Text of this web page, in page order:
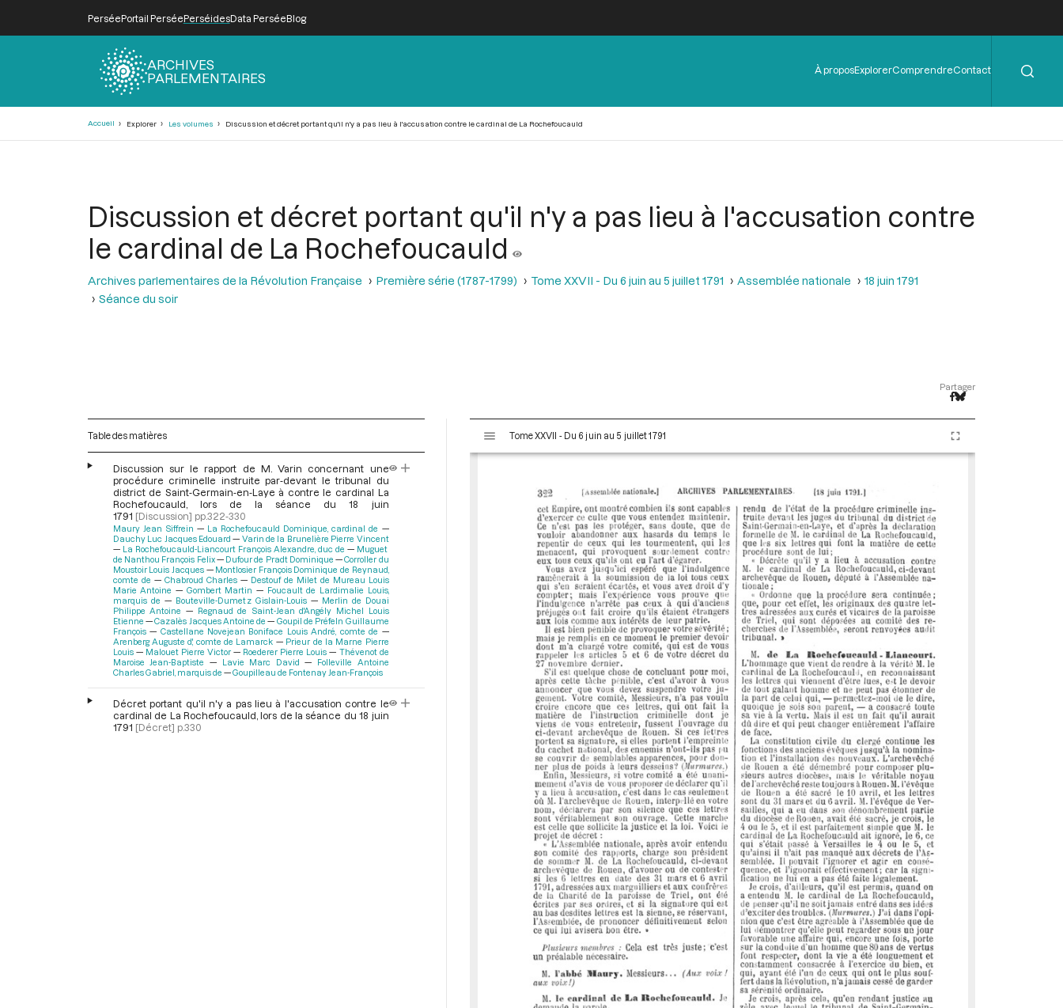
PerséePortail PerséePerséidesData PerséeBlog
ARCHIVES
PARLEMENTAIRES
Menu
de
À proposExplorerComprendreContact
Accueil Explorer Les volumes Discussion et décret portant qu'il n'y a pas lieu à l'accusation contre le cardinal de La Rochefoucauld
Discussion et décret portant qu'il n'y a pas lieu à l'accusation contre
le cardinal de La Rochefoucauld
Archives parlementaires de la Révolution Française Première série (1787-1799) Tome XXVII - Du 6 juin au 5 juillet 1791 Assemblée nationale
18 juin 1791
Séance du soir
Partager
Table des matières
Discussion sur le rapport de M. Varin concernant une
procédure criminelle instruite par-devant le tribunal du
district de Saint-Germain-en-Laye à contre le cardinal La
Rochefoucauld, lors de la séance du 18 juin
1791 [Discussion] pp.322-330
Maury Jean Siffrein
La Rochefoucauld Dominique, cardinal de
Dauchy Luc Jacques Edouard
Varin de la Brunelière Pierre Vincent
La Rochefoucauld-Liancourt François Alexandre, duc de
Muguet
de Nanthou François Felix
Dufour de Pradt Dominique
Corroller du
Moustoir Louis Jacques
Montlosier François Dominique de Reynaud,
comte de
Chabroud Charles
Destouf de Milet de Mureau Louis
Marie Antoine
Gombert Martin
Foucault de Lardimalie Louis,
marquis de
Bouteville-Dumetz Gislain-Louis
Merlin de Douai
Philippe Antoine
Regnaud de Saint-Jean d'Angély Michel Louis
Etienne
Cazalès Jacques Antoine de
Goupil de Préfeln Guillaume
François
Castellane Novejean Boniface Louis André, comte de
Arenberg Auguste d', comte de Lamarck
Prieur de la Marne Pierre
Louis
Malouet Pierre Victor Roederer Pierre Louis
Thévenot de
Maroise Jean-Baptiste
Lavie Marc David
Folleville Antoine
Charles Gabriel, marquis de
Goupilleau de Fontenay Jean-François
Décret portant qu'il n'y a pas lieu à l'accusation contre le
cardinal de La Rochefoucauld, lors de la séance du 18 juin
1791 [Décret] p.330
s
Tome XXVII - Du 6 juin au 5 juillet 1791